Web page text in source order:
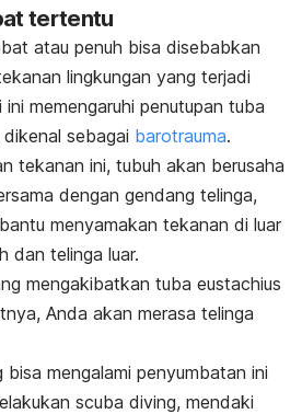
tertentu
atau penuh bisa disebabkan
lingkungan yang terjadi
memengaruhi penutupan tuba
sebagai barotrauma.
tekanan ini, tubuh akan berusaha
dengan gendang telinga,
menyamakan tekanan di luar
dan telinga luar.
mengakibatkan tuba eustachius
Anda akan merasa telinga
mengalami penyumbatan ini
scuba diving, mendaki